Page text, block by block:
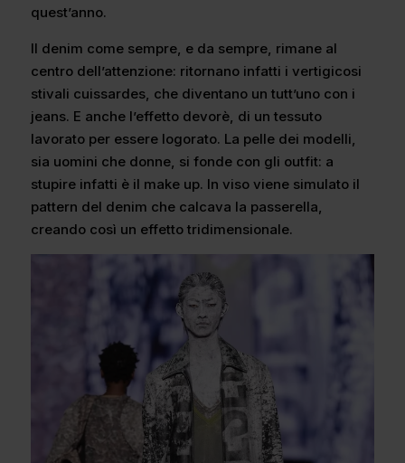
quest’anno.
Il denim come sempre, e da sempre, rimane al
centro dell’attenzione: ritornano infatti i vertigicosi
stivali cuissardes, che diventano un tutt’uno con i
jeans. E anche l’effetto devorè, di un tessuto
lavorato per essere logorato. La pelle dei modelli,
sia uomini che donne, si fonde con gli outfit: a
stupire infatti è il make up. In viso viene simulato il
pattern del denim che calcava la passerella,
creando così un effetto tridimensionale.